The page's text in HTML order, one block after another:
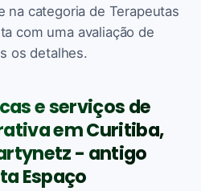
na categoria de Terapeutas
com uma avaliação de
os detalhes.
e serviços de
em Curitiba,
- antigo
Espaço